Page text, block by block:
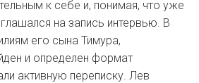
к себе и, понимая, что уже
на запись интервью. В
его сына Тимура,
и определен формат
активную переписку. Лев